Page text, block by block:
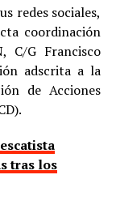
redes sociales,
coordinación
C/G Francisco
adscrita a la
de Acciones
tras los